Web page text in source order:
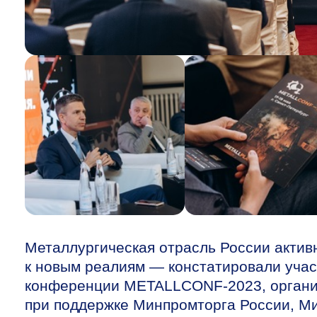
Металлургическая отрасль России
к новым реалиям — констатировали
конференции METALLCONF-2023,
при поддержке Минпромторга России,